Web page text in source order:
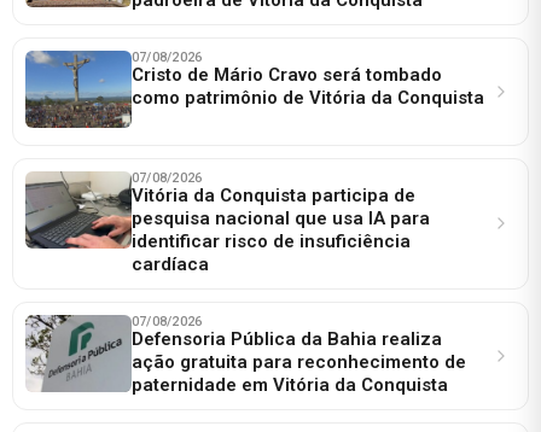
07/08/2026
Cristo de Mário Cravo será tombado
como patrimônio de Vitória da Conquista
07/08/2026
Vitória da Conquista participa de
pesquisa nacional que usa IA para
identificar risco de insuficiência
cardíaca
07/08/2026
Defensoria Pública da Bahia realiza
ação gratuita para reconhecimento de
paternidade em Vitória da Conquista